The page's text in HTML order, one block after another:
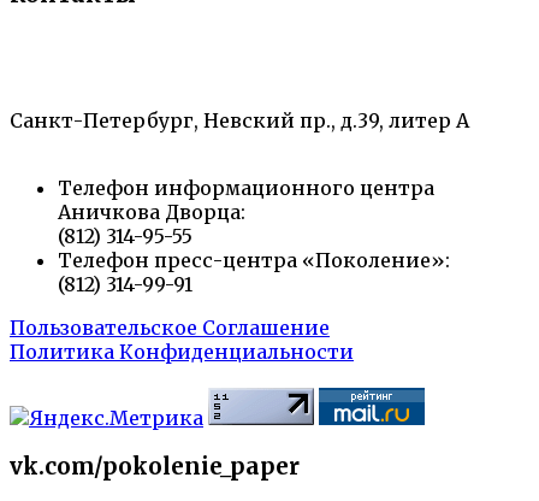
Санкт-Петербург, Невский пр., д.39, литер А
Телефон информационного центра
Аничкова Дворца:
(812) 314-95-55
Телефон пресс-центра «Поколение»:
(812) 314-99-91
Пользовательское Соглашение
Политика Конфиденциальности
vk.com/pokolenie_paper